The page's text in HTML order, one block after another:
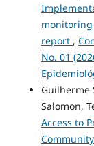
monitoring
report ,
No. 01
Guilherme
Salomon,
Access to